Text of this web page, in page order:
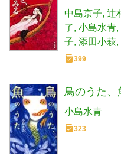
中島京子 辻
了 小島水青
子 添田小萩
399
鳥のうた、
小島水青
323